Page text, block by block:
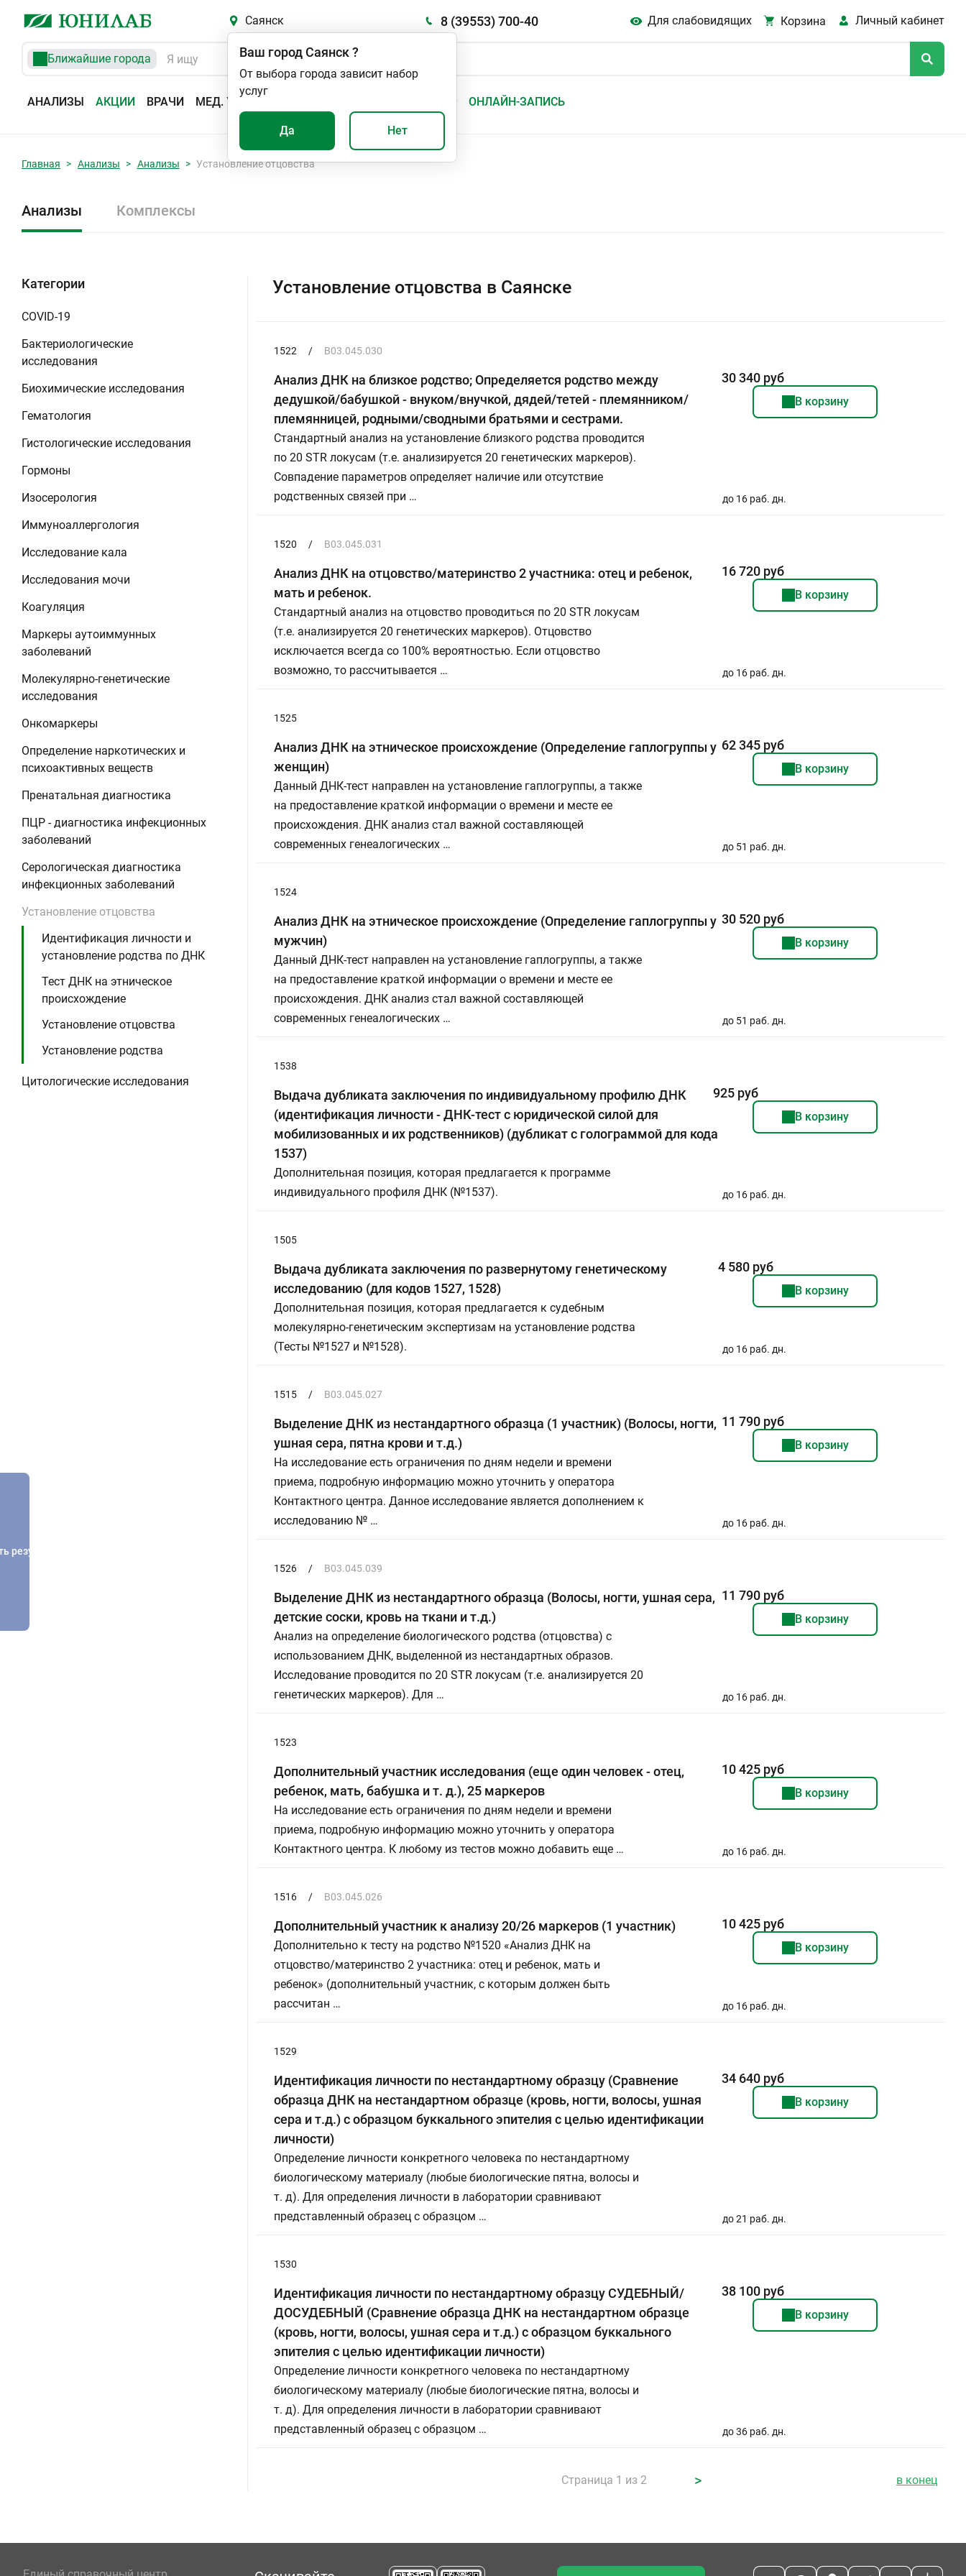
Саянск 8 (39553) 700-40 Для слабовидящих Корзина Личный кабинет
Ближайшие города
АНАЛИЗЫ АКЦИИ ВРАЧИ МЕД. УСЛУГИ ОНЛАЙН-ЗАПИСЬ
Ваш городСаянск?
От выбора города зависит набор
услуг
Да Нет
Главная Анализы Анализы Установление отцовства
Анализы Комплексы
Категории
COVID-19
Бактериологические
исследования
Биохимические исследования
Гематология
Гистологические исследования
Гормоны
Изосерология
Иммуноаллергология
Исследование кала
Исследования мочи
Коагуляция
Маркеры аутоиммунных
заболеваний
Молекулярно-генетические
исследования
Онкомаркеры
Определение наркотических и
психоактивных веществ
Пренатальная диагностика
ПЦР - диагностика инфекционных
заболеваний
Серологическая диагностика
инфекционных заболеваний
Установление отцовства
Идентификация личности и
установление родства по ДНК
Тест ДНК на этническое
происхождение
Установление отцовства
Установление родства
Цитологические исследования
Установление отцовства в Саянске
1522 / B03.045.030
Анализ ДНК на близкое родство; Определяется родство между
дедушкой/бабушкой - внуком/внучкой, дядей/тетей - племянником/
племянницей, родными/сводными братьями и сестрами.
Стандартный анализ на установление близкого родства проводится
по 20 STR локусам (т.е. анализируется 20 генетических маркеров).
Совпадение параметров определяет наличие или отсутствие
родственных связей при …
30 340 руб
В корзину
до 16 раб. дн.
1520 / B03.045.031
Анализ ДНК на отцовство/материнство 2 участника: отец и ребенок,
мать и ребенок.
Стандартный анализ на отцовство проводиться по 20 STR локусам
(т.е. анализируется 20 генетических маркеров). Отцовство
исключается всегда со 100% вероятностью. Если отцовство
возможно, то рассчитывается …
16 720 руб
В корзину
до 16 раб. дн.
1525
Анализ ДНК на этническое происхождение (Определение гаплогруппы у
женщин)
Данный ДНК-тест направлен на установление гаплогруппы, а также
на предоставление краткой информации о времени и месте ее
происхождения. ДНК анализ стал важной составляющей
современных генеалогических …
62 345 руб
В корзину
до 51 раб. дн.
1524
Анализ ДНК на этническое происхождение (Определение гаплогруппы у
мужчин)
Данный ДНК-тест направлен на установление гаплогруппы, а также
на предоставление краткой информации о времени и месте ее
происхождения. ДНК анализ стал важной составляющей
современных генеалогических …
30 520 руб
В корзину
до 51 раб. дн.
1538
Выдача дубликата заключения по индивидуальному профилю ДНК
(идентификация личности - ДНК-тест с юридической силой для
мобилизованных и их родственников) (дубликат с голограммой для кода
1537)
Дополнительная позиция, которая предлагается к программе
индивидуального профиля ДНК (№1537).
925 руб
В корзину
до 16 раб. дн.
1505
Выдача дубликата заключения по развернутому генетическому
исследованию (для кодов 1527, 1528)
Дополнительная позиция, которая предлагается к судебным
молекулярно-генетическим экспертизам на установление родства
(Тесты №1527 и №1528).
4 580 руб
В корзину
до 16 раб. дн.
1515 / B03.045.027
Выделение ДНК из нестандартного образца (1 участник) (Волосы, ногти,
ушная сера, пятна крови и т.д.)
На исследование есть ограничения по дням недели и времени
приема, подробную информацию можно уточнить у оператора
Контактного центра. Данное исследование является дополнением к
исследованию № …
11 790 руб
В корзину
до 16 раб. дн.
1526 / B03.045.039
Выделение ДНК из нестандартного образца (Волосы, ногти, ушная сера,
детские соски, кровь на ткани и т.д.)
Анализ на определение биологического родства (отцовства) с
использованием ДНК, выделенной из нестандартных образов.
Исследование проводится по 20 STR локусам (т.е. анализируется 20
генетических маркеров). Для …
11 790 руб
В корзину
до 16 раб. дн.
1523
Дополнительный участник исследования (еще один человек - отец,
ребенок, мать, бабушка и т. д.), 25 маркеров
На исследование есть ограничения по дням недели и времени
приема, подробную информацию можно уточнить у оператора
Контактного центра. К любому из тестов можно добавить еще …
10 425 руб
В корзину
до 16 раб. дн.
1516 / B03.045.026
Дополнительный участник к анализу 20/26 маркеров (1 участник)
Дополнительно к тесту на родство №1520 «Анализ ДНК на
отцовство/материнство 2 участника: отец и ребенок, мать и
ребенок» (дополнительный участник, с которым должен быть
рассчитан …
10 425 руб
В корзину
до 16 раб. дн.
1529
Идентификация личности по нестандартному образцу (Сравнение
образца ДНК на нестандартном образце (кровь, ногти, волосы, ушная
сера и т.д.) с образцом буккального эпителия с целью идентификации
личности)
Определение личности конкретного человека по нестандартному
биологическому материалу (любые биологические пятна, волосы и
т. д). Для определения личности в лаборатории сравнивают
представленный образец с образцом …
34 640 руб
В корзину
до 21 раб. дн.
1530
Идентификация личности по нестандартному образцу СУДЕБНЫЙ/
ДОСУДЕБНЫЙ (Сравнение образца ДНК на нестандартном образце
(кровь, ногти, волосы, ушная сера и т.д.) с образцом буккального
эпителия с целью идентификации личности)
Определение личности конкретного человека по нестандартному
биологическому материалу (любые биологические пятна, волосы и
т. д). Для определения личности в лаборатории сравнивают
представленный образец с образцом …
38 100 руб
В корзину
до 36 раб. дн.
Страница 1 из 2 > в конец
результатов